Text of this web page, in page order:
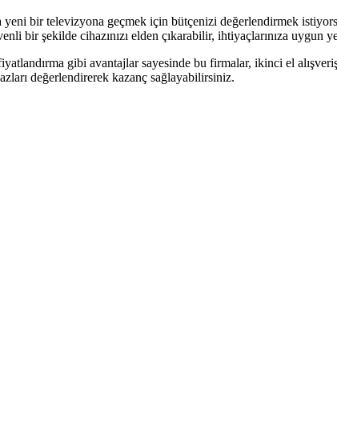
bir televizyona geçmek için bütçenizi değerlendirmek
bir şekilde cihazınızı elden çıkarabilir, ihtiyaçlarınıza
gibi avantajlar sayesinde bu firmalar, ikinci el
değerlendirerek kazanç sağlayabilirsiniz.